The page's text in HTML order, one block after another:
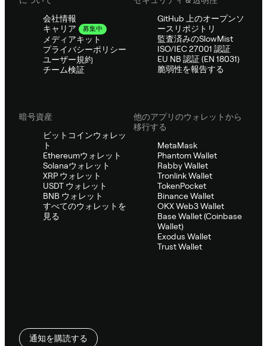
会社情報
キャリア
募集中
メディアキット
プライバシーポリシー
ユーザー規約
チーム検証
GitHub 上のオープンソ
ースリポジトリ
監査済みのSlowMist
ISO/IEC 27001 認証
EU NB 認証 (EN 18031)
脆弱性を報告する
暗号資産
ビットコインウォレッ
ト
Ethereumウォレット
Solanaウォレット
XRP ウォレット
USDT ウォレット
BNB ウォレット
すべてのウォレットを
見る
他のアプリのウォレットから
移行する
MetaMask
Phantom Wallet
Rabby Wallet
Tronlink Wallet
TokenPocket
Binance Wallet
OKX Web3 Wallet
Base Wallet (Coinbase
Wallet)
Exodus Wallet
Trust Wallet
通知を購読する